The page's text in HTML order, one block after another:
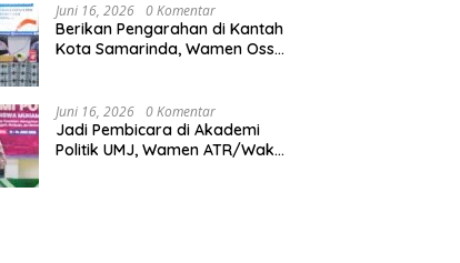
Juni 16, 2026 0 Komentar
Berikan Pengarahan di Kantah
Kota Samarinda, Wamen Ossy:
Kalimantan Timur
Juni 16, 2026 0 Komentar
Jadi Pembicara di Akademi
Politik UMJ, Wamen ATR/Waka